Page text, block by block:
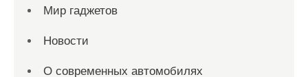
Мир гаджетов
Новости
О современных автомобилях